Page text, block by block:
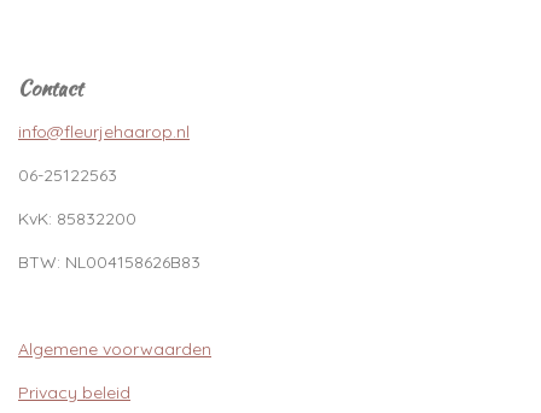
Contact
info@fleurjehaarop.nl
06-25122563
KvK: 85832200
BTW: NL004158626B83
Algemene voorwaarden
Privacy beleid